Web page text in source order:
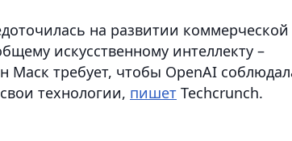
на развитии коммерческой
искусственному интеллекту –
требует, чтобы OpenAI
технологии, пишет Techcrunch.